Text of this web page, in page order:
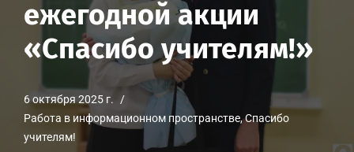
ежегодной акции
«Спасибо учителям!»
6 октября 2025 г.
Работа в информационном пространстве,Спасибо
учителям!